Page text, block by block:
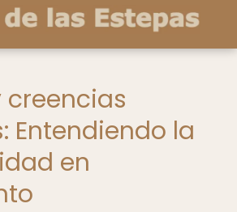
creencias
Entendiendo la
en